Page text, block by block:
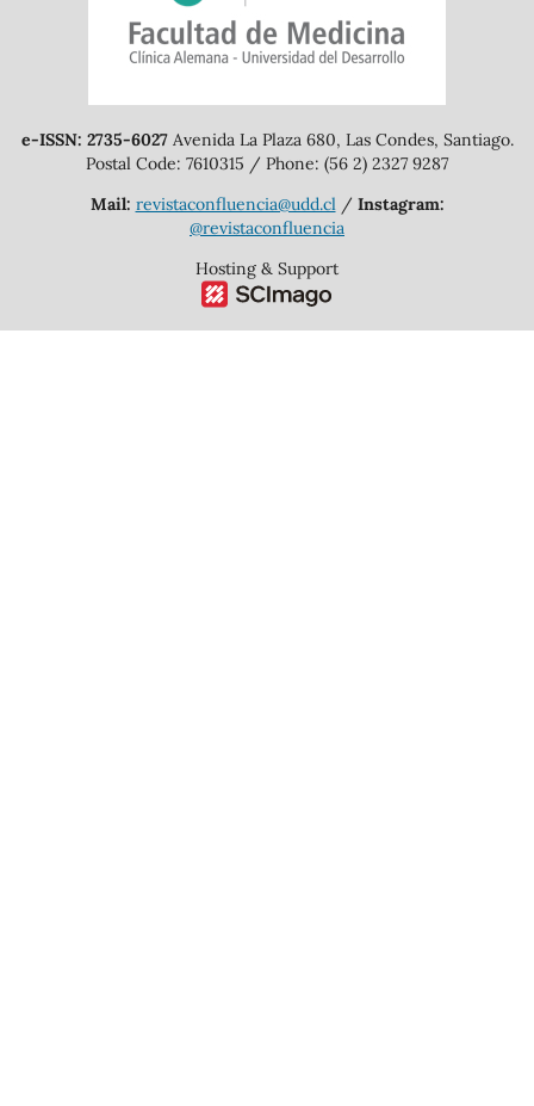
e-ISSN: 2735-6027Avenida La Plaza 680, Las Condes, Santiago.
Postal Code: 7610315 / Phone: (56 2) 2327 9287
Mail: revistaconfluencia@udd.cl/ Instagram:
@revistaconfluencia
Hosting & Support